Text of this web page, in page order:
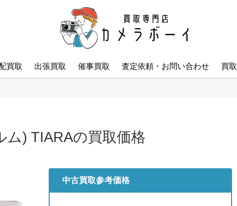
買取 出張買取 催事買取 査定依頼・お問い合わせ 買
ム) TIARAの買取価格
中古買取参考価格